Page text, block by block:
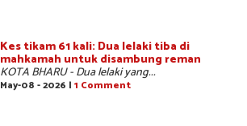
Kes tikam 61 kali: Dua lelaki tiba di
mahkamah untuk disambung reman
KOTA BHARU - Dua lelaki yang...
May-08 - 2026 | 1 Comment